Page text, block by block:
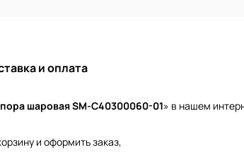
и оплата
шаровая SM-С40300060-01» в нашем
и оформить заказ,